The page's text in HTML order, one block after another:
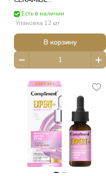
УСПОКАИВАЮЩАЯ фл.
150мл 919340 ТИМЕКС
Есть в наличии
Упаковка 12 шт
В корзину